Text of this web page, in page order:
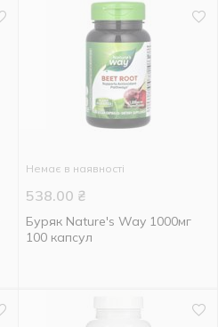
Немає в наявності
538.00 ₴
Буряк Nature's Way 1000мг
100 капсул